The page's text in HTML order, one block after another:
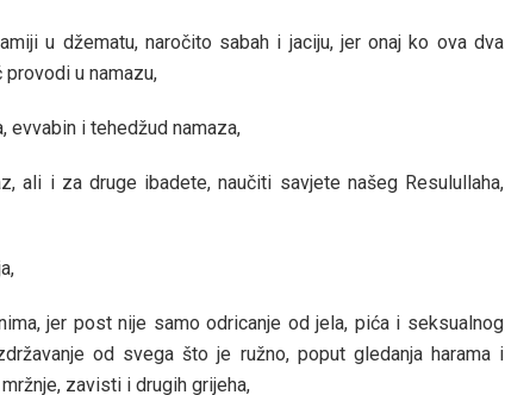
u džematu, naročito sabah i jaciju, jer onaj ko ova dva
provodi u namazu,
evvabin i tehedžud namaza,
ali i za druge ibadete, naučiti savjete našeg Resulullaha,
jer post nije samo odricanje od jela, pića i seksualnog
od svega što je ružno, poput gledanja harama i
zavisti i drugih grijeha,